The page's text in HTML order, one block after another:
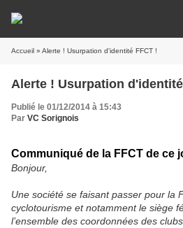
Accueil » Alerte ! Usurpation d'identité FFCT !
Alerte ! Usurpation
Publié le 01/12/2014 à 15:43
Par VC Sorignois
Communiqué de la FFCT de ce
Bonjour,
Une société se faisant passer pour la
cyclotourisme et notamment le siège
l’ensemble des coordonnées des